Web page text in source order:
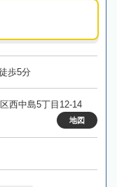
歩5分
西中島5丁目12-14
地図